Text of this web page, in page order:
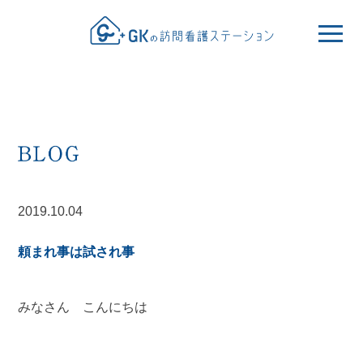
2019.10.04
頼まれ事は試され事
みなさん こんにちは